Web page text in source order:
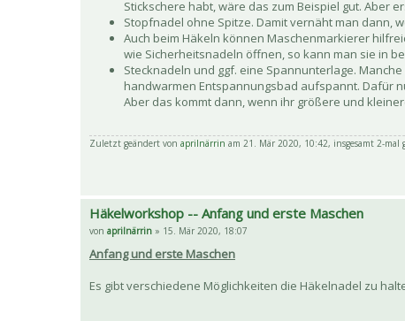
Stickschere habt, wäre das zum Beispiel gut. Aber
Stopfnadel ohne Spitze. Damit vernäht man dann,
Auch beim Häkeln können Maschenmarkierer
wie Sicherheitsnadeln öffnen, so kann man sie in
Stecknadeln und ggf. eine Spannunterlage.
handwarmen Entspannungsbad aufspannt. Dafür
Aber das kommt dann, wenn ihr größere und
Zuletzt geändert von aprilnärrin am 21. Mär 2020, 10:42, insgesamt 2-mal
Häkelworkshop -- Anfang und erste Maschen
von aprilnärrin » 15. Mär 2020, 18:07
Anfang und erste Maschen
Es gibt verschiedene Möglichkeiten die Häkelnadel zu